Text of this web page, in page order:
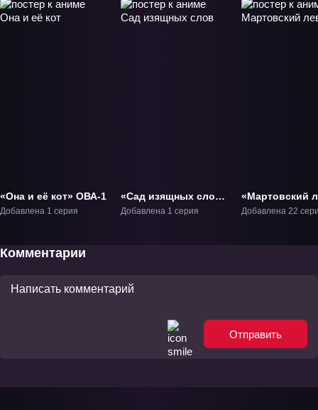
«Она и её кот» ОВА-1
Добавлена 1 серия
«Сад изящных слов»
Фильм-1
Добавлена 1 серия
«Мартовский
ТВ-1
Добавлена 22
Комментарии
Отправить